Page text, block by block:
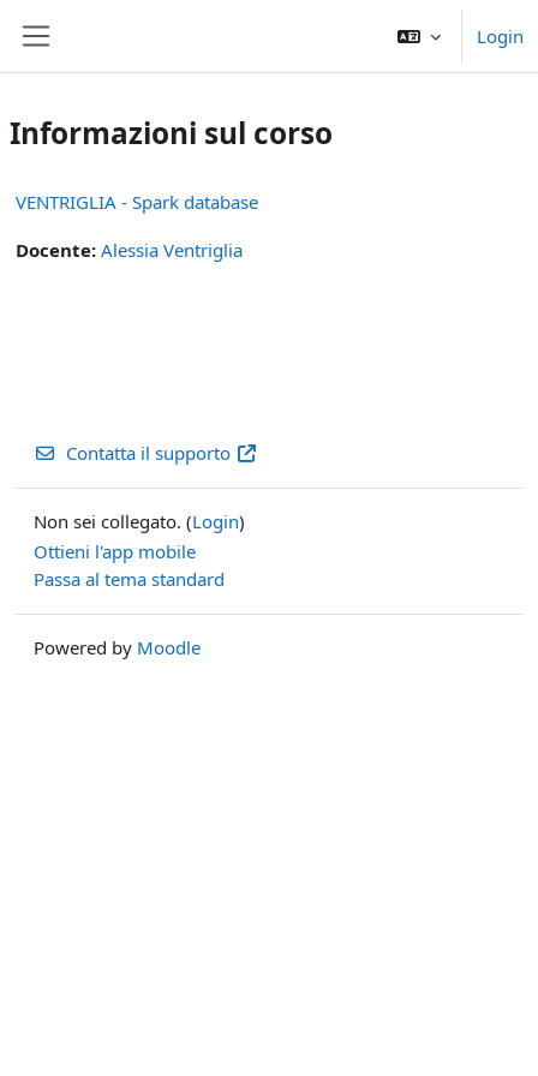
Login
Informazioni sul corso
VENTRIGLIA - Spark database
Docente: Alessia Ventriglia
Contatta il supporto
Non sei collegato. (Login)
Ottieni l'app mobile
Passa al tema standard
Powered by Moodle